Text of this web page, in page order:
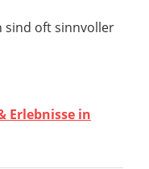
sind oft sinnvoller
Erlebnisse in